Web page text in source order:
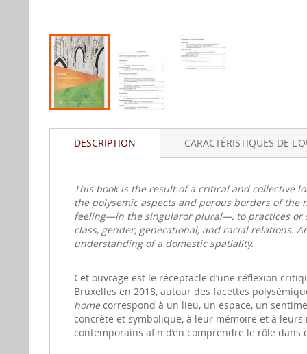
au
début
gallerie
d'image
DESCRIPTION
This book is the result of a critical and collective
the polysemic aspects and porous borders of the
feeling—in the singularor plural—, to practices or
class, gender, generational, and racial relations.
understanding of a domestic spatiality.
Cet ouvrage est le réceptacle d’une réflexion
Bruxelles en 2018, autour des facettes
homecorrespond à un lieu, un espace, un
concrète et symbolique, à leur mémoire et à
contemporains afin d’en comprendre le rôle
CARACTÉRISTIQUES DE